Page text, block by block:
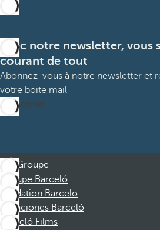
Avec notre newsletter, vous
courant de tout
Abonnez-vous à notre newsletter et
votre boite mail
M’abonner
Groupe
Groupe Barceló
Fondation Barcelo
Vacaciones Barceló
Barceló Films